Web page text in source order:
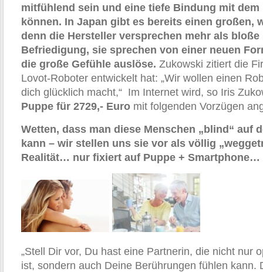
mitfühlend sein und eine tiefe Bindung mit dem
können. In Japan gibt es bereits einen großen,
denn die Hersteller versprechen mehr als
Befriedigung, sie sprechen von einer neuen
die große Gefühle auslöse. Zukowski zitiert die
Lovot-Roboter entwickelt hat: „Wir wollen einen
dich glücklich macht,“ Im Internet wird, so Iris
Puppe für 2729,- Euro mit folgenden Vorzügen
Wetten, dass man diese Menschen „blind“ auf
kann – wir stellen uns sie vor als völlig
Realität… nur fixiert auf Puppe + Smartphone…
„Stell Dir vor, Du hast eine Partnerin, die nicht nur
ist, sondern auch Deine Berührungen fühlen kann.